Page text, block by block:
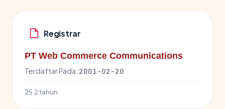
Registrar
PT Web Commerce Communications
Terdaftar Pada: 2001-02-20
25.2 tahun